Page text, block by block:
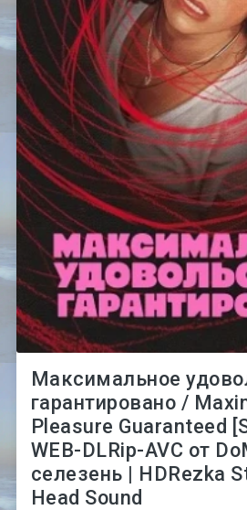
Максимальное
гарантировано /
Pleasure Guaranteed
WEB-DLRip-AVC от
селезень | HDRezka
Head Sound